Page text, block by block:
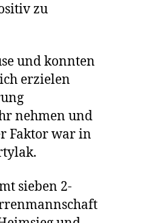
zu
und konnten
erzielen
nehmen und
Faktor war in
sieben 2-